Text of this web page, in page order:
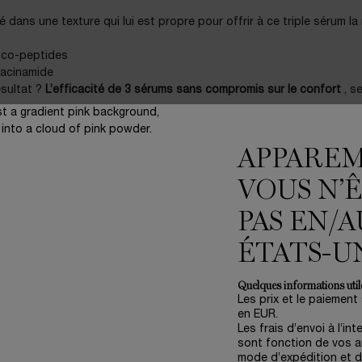
une texture qui lui est propre pour offrir à ce triple sérum la
peptides
? L’efficacité de 3 sérums sans compromis sur le confort ,
INFORMATIONS DE SÉCURITÉ
de contact avec les yeux, les rincer immédiatement et
VOUS
PAS EN/
ÉTATS-
Quelques informations
Les prix et le
en EUR.
Les frais d’envoi à
sont fonction de vos
mode d’expédition et